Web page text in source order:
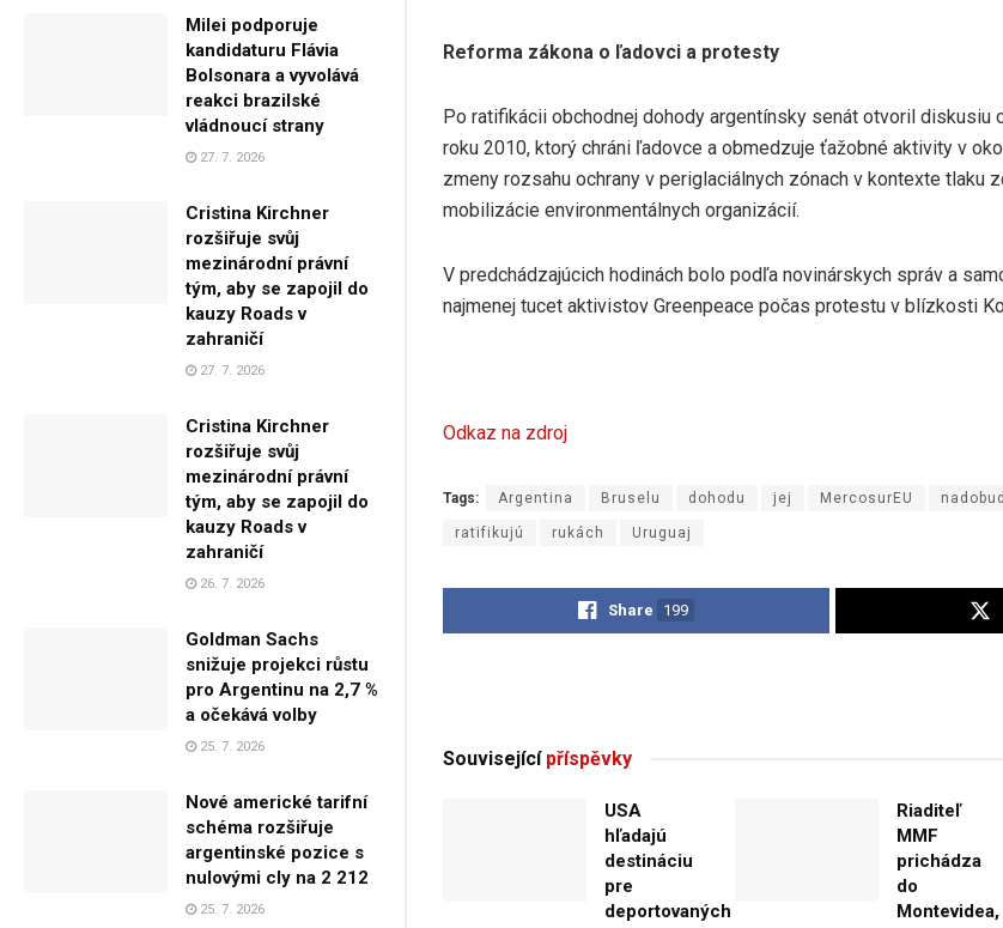
Milei podporuje
kandidaturu Flávia
Bolsonara a vyvolává
reakci brazilské
vládnoucí strany
27. 7. 2026
Cristina Kirchner
rozšiřuje svůj
mezinárodní právní
tým, aby se zapojil do
kauzy Roads v
zahraničí
27. 7. 2026
Cristina Kirchner
rozšiřuje svůj
mezinárodní právní
tým, aby se zapojil do
kauzy Roads v
zahraničí
26. 7. 2026
Goldman Sachs
snižuje projekci růstu
pro Argentinu na 2,7 %
a očekává volby
25. 7. 2026
Nové americké tarifní
schéma rozšiřuje
argentinské pozice s
nulovými cly na 2 212
25. 7. 2026
Reforma zákona o ľadovci a protesty
Po ratifikácii obchodnej dohody argentínsky senát otvoril diskusiu
roku 2010, ktorý chráni ľadovce a obmedzuje ťažobné aktivity v
zmeny rozsahu ochrany v periglaciálnych zónach v kontexte tlaku
mobilizácie environmentálnych organizácií.
V predchádzajúcich hodinách bolo podľa novinárskych správ a
najmenej tucet aktivistov Greenpeace počas protestu v blízkosti
Odkaz na zdroj
Tags: Argentina Bruselu dohodu jej MercosurEU
ratifikujú rukách Uruguaj
Share 199
Souvisejícípříspěvky
USA
hľadajú
destináciu
pre
deportovaných
Riaditeľ
MMF
prichádza
do
Montevidea,